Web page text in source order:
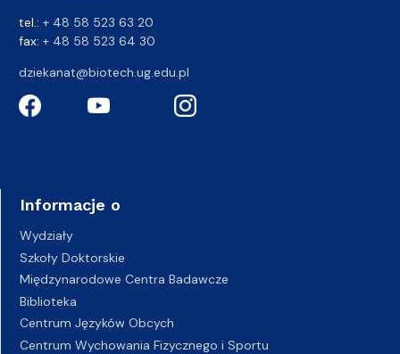
tel.: + 48 58 523 63 20
fax: + 48 58 523 64 30
dziekanat@biotech.ug.edu.pl
Informacje o
Wydziały
Szkoły Doktorskie
Międzynarodowe Centra Badawcze
Biblioteka
Centrum Języków Obcych
Centrum Wychowania Fizycznego i Sportu